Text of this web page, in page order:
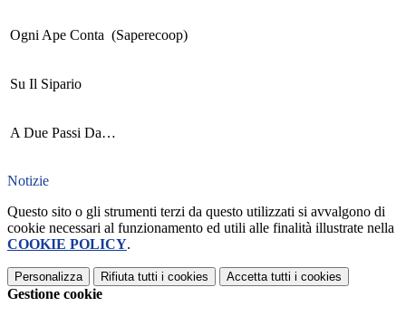
Ogni Ape Conta (Saperecoop)
Su Il Sipario
A Due Passi Da…
Notizie
Questo sito o gli strumenti terzi da questo utilizzati si avvalgono di
cookie necessari al funzionamento ed utili alle finalità illustrate nella
COOKIE POLICY.
Personalizza Rifiuta tutti i cookies Accetta tutti i cookies
Gestione cookie